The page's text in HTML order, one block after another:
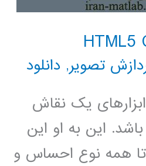
تصویر, دانلود
یک نقاش
این به او این
همه نوع احساس و